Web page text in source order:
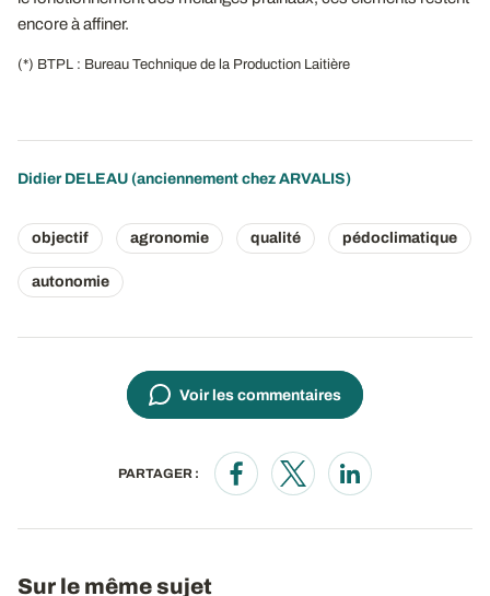
encore à affiner.
(*) BTPL : Bureau Technique de la Production Laitière
Didier DELEAU (anciennement chez ARVALIS)
objectif agronomie qualité pédoclimatique
autonomie
Voir les commentaires
PARTAGER :
Opens in a new window
Opens in a new window
Opens in a new
Sur le même sujet